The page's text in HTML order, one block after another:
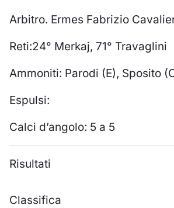
Arbitro. Ermes Fabrizio
Reti:24° Merkaj, 71° Travaglini
Ammoniti: Parodi (E), Sposito
Espulsi:
Calci d’angolo: 5 a 5
Risultati
Classifica